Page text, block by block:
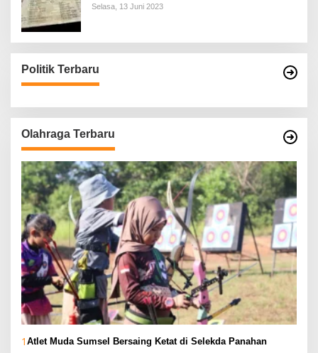
Selasa, 13 Juni 2023
Politik Terbaru
Olahraga Terbaru
1 Atlet Muda Sumsel Bersaing Ketat di Selekda Panahan